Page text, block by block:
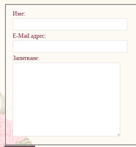
Име:
E-Mail адрес:
Запитване: